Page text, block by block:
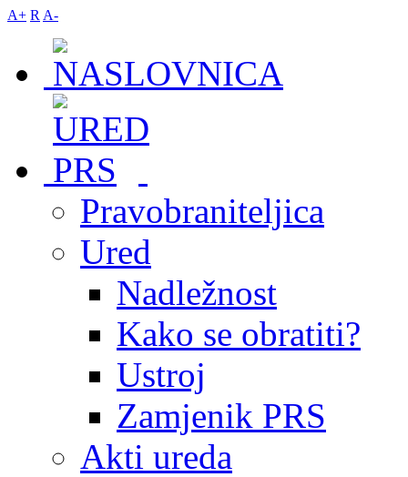
A+ R A-
Pravobraniteljica
Ured
Nadležnost
Kako se obratiti?
Ustroj
Zamjenik PRS
Akti ureda